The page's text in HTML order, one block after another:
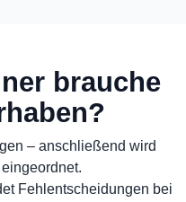
brauche
– anschließend wird
Fehlentscheidungen bei